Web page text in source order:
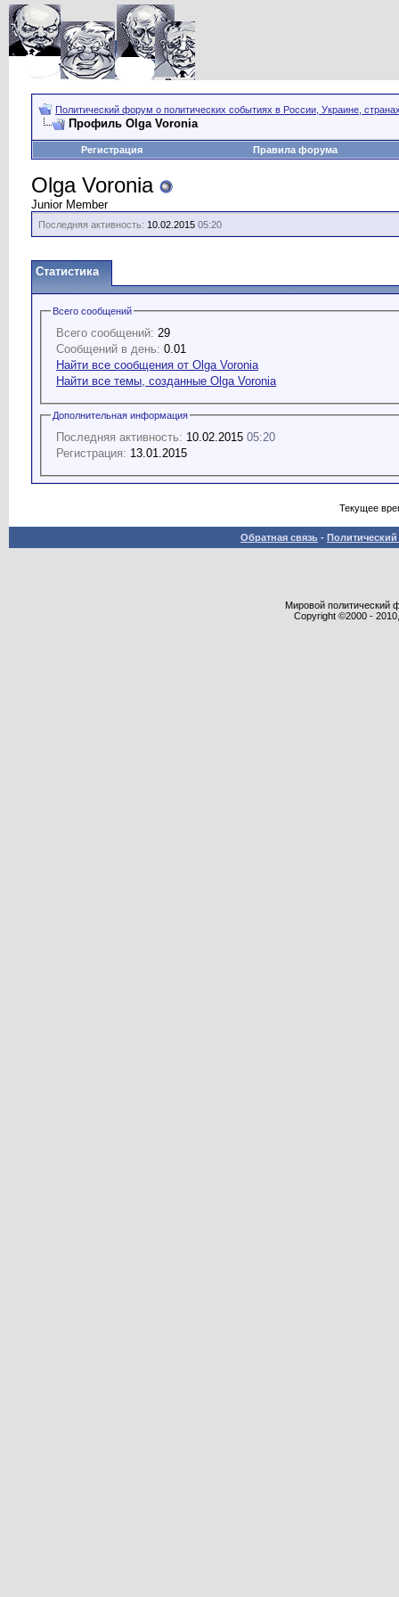
Политический форум о политических событиях в России, Украине,
Профиль Olga Voronia
Регистрация Правила форума
Olga Voronia
Junior Member
Последняя активность: 10.02.2015 05:20
Статистика
Всего сообщений
Всего сообщений: 29
Сообщений в день: 0.01
Найти все сообщения от Olga Voronia
Найти все темы, созданные Olga Voronia
Дополнительная информация
Последняя активность: 10.02.2015 05:20
Регистрация: 13.01.2015
Текущее
Обратная связь -
Мировой политический
Copyright ©2000 -